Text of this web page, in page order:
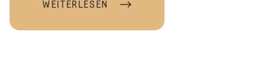
WEITERLESEN